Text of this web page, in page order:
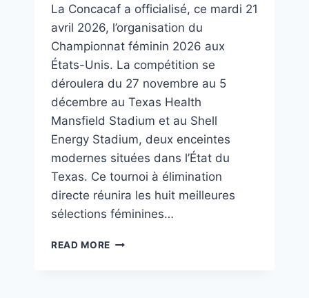
La Concacaf a officialisé, ce mardi 21
avril 2026, l’organisation du
Championnat féminin 2026 aux
États-Unis. La compétition se
déroulera du 27 novembre au 5
décembre au Texas Health
Mansfield Stadium et au Shell
Energy Stadium, deux enceintes
modernes situées dans l’État du
Texas. Ce tournoi à élimination
directe réunira les huit meilleures
sélections féminines…
READ MORE